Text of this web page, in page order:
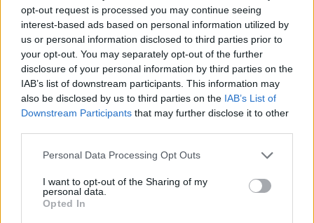
opt-out request is processed you may continue seeing
interest-based ads based on personal information utilized by
us or personal information disclosed to third parties prior to
your opt-out. You may separately opt-out of the further
disclosure of your personal information by third parties on the
IAB’s list of downstream participants. This information may
also be disclosed by us to third parties on the IAB’s List of
Downstream Participants that may further disclose it to other
Personal Data Processing Opt Outs
I want to opt-out of the Sharing of my
personal data.
Opted In
titular de cargo político, branqueamento de
capitais e participação económica em negócio,
entre outros, num esquema de PPP alegadamente
lesivo para as contas dos municípios de Trancoso,
Alcobaça e Gouveia, entre 2007 e 2011.
O Tribunal da Guarda começou a julgar o caso das
PPP no dia 10 de maio de 2022.